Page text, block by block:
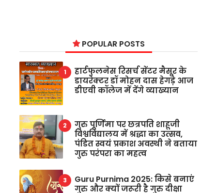
POPULAR POSTS
हार्टफुलनेस रिसर्च सेंटर मैसूर के
डायरेक्टर डॉ मोहन दास हेगड़े आज
डीएवी कॉलेज में देंगे व्याख्यान
गुरु पूर्णिमा पर छत्रपति शाहूजी
विश्वविद्यालय में श्रद्धा का उत्सव,
पंडित स्वयं प्रकाश अवस्थी ने बताया
गुरु परंपरा का महत्व
Guru Purnima 2025: किसे बनाएं
गुरु और क्यों जरूरी है गुरु दीक्षा